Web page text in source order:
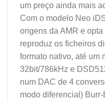
um preço ainda mais
Com o modelo Neo
origens da AMR e
reproduz os ficheiros
formato nativo, até um
32bit/786kHz e
num DAC de 4
modo diferencial)